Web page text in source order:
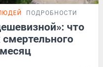
ПОДРОБНОСТИ
что